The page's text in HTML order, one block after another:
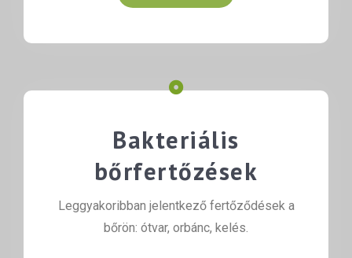
Bakteriális
bőrfertőzések
Leggyakoribban jelentkező fertőződések a
bőrön: ótvar, orbánc, kelés.